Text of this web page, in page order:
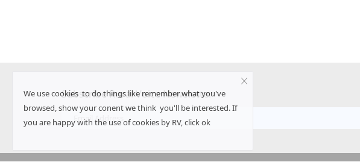
Subscribe Rural Voice Newsletter
We use cookies to do things like remember what you've
browsed, show your conent we think you'll be interested. If
you are happy with the use of cookies by RV, click ok